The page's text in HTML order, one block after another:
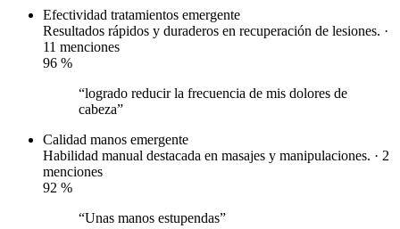
Efectividad tratamientos emergente
Resultados rápidos y duraderos en recuperación de lesiones. ·
11 menciones
96 %
“logrado reducir la frecuencia de mis dolores de
cabeza”
Calidad manos emergente
Habilidad manual destacada en masajes y manipulaciones. · 2
menciones
92 %
“Unas manos estupendas”